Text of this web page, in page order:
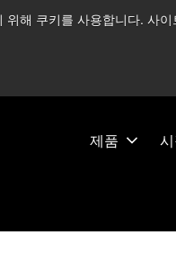
해 쿠키를 사용합니다. 사
중동 지역 상황을 지속
제품